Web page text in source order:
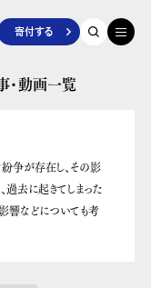
寄付する
・動画一覧
争が存在し、その影
過去に起きてしまった
響などについても考